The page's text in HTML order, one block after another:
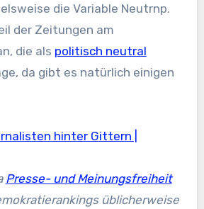
die Variable Neutrnp.
der Zeitungen am
die als politisch neutral
da gibt es natürlich einigen
Presse- und Meinungsfreiheit
üblicherweise